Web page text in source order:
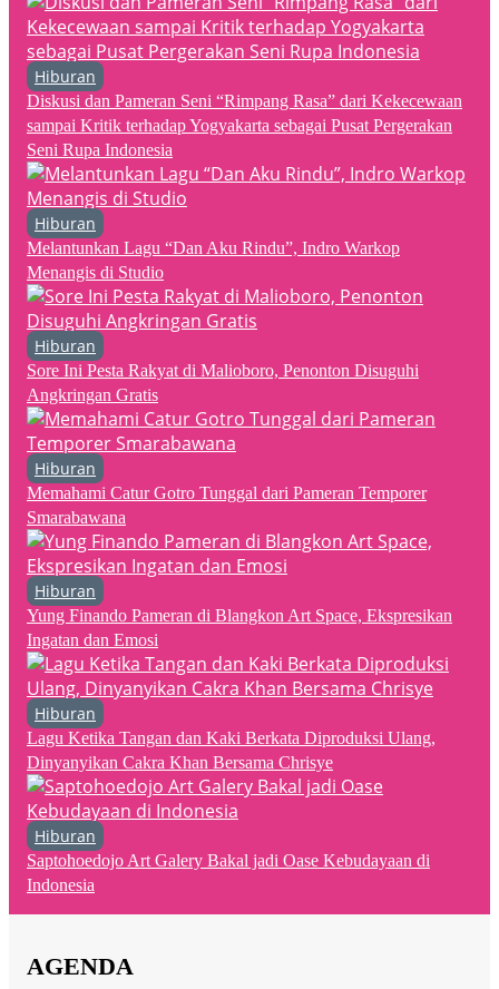
Hiburan
Diskusi dan Pameran Seni “Rimpang Rasa” dari Kekecewaan
sampai Kritik terhadap Yogyakarta sebagai Pusat Pergerakan
Seni Rupa Indonesia
Hiburan
Melantunkan Lagu “Dan Aku Rindu”, Indro Warkop
Menangis di Studio
Hiburan
Sore Ini Pesta Rakyat di Malioboro, Penonton Disuguhi
Angkringan Gratis
Hiburan
Memahami Catur Gotro Tunggal dari Pameran Temporer
Smarabawana
Hiburan
Yung Finando Pameran di Blangkon Art Space, Ekspresikan
Ingatan dan Emosi
Hiburan
Lagu Ketika Tangan dan Kaki Berkata Diproduksi Ulang,
Dinyanyikan Cakra Khan Bersama Chrisye
Hiburan
Saptohoedojo Art Galery Bakal jadi Oase Kebudayaan di
Indonesia
AGENDA